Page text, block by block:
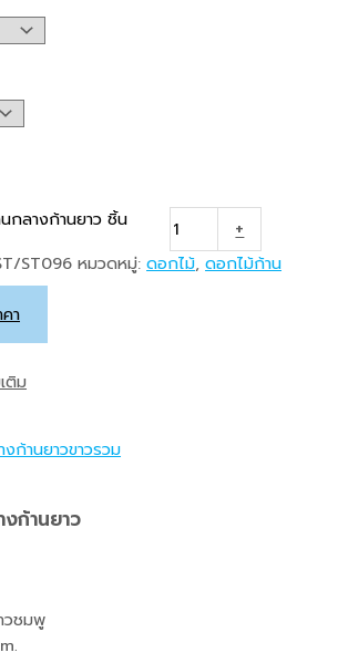
นกลางก้านยาว ชิ้น +
ST096 หมวดหมู่:ดอกไม้,ดอกไม้ก้าน
า
ติม
งก้านยาว
วชมพู